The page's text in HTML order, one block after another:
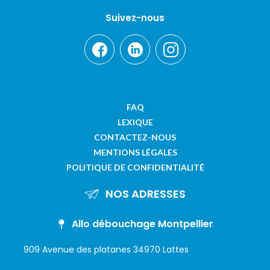
Suivez-nous
FAQ
LEXIQUE
CONTACTEZ-NOUS
MENTIONS LÉGALES
POLITIQUE DE CONFIDENTIALITÉ
NOS ADRESSES
Allo débouchage Montpellier
909 Avenue des platanes 34970 Lattes